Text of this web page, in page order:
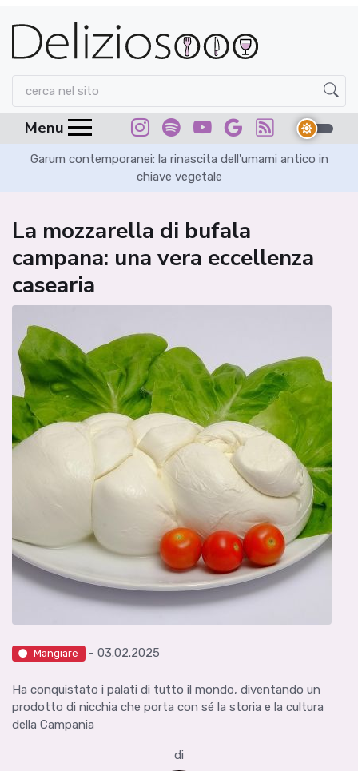
Menu
Garum contemporanei: la rinascita dell'umami antico in
chiave vegetale
La mozzarella di bufala
campana: una vera eccellenza
casearia
Mangiare - 03.02.2025
Ha conquistato i palati di tutto il mondo, diventando un
prodotto di nicchia che porta con sé la storia e la cultura
della Campania
di